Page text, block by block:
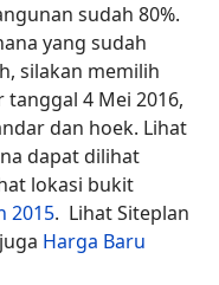
sudah 80%.
yang sudah
silakan memilih
4 Mei 2016,
dan hoek. Lihat
dapat dilihat
lokasi bukit
2015. Lihat Siteplan
Harga Baru